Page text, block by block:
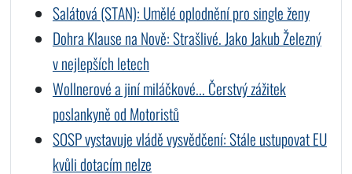
Salátová (STAN): Umělé oplodnění pro single ženy
Dohra Klause na Nově: Strašlivé. Jako Jakub Železný
v nejlepších letech
Wollnerové a jiní miláčkové... Čerstvý zážitek
poslankyně od Motoristů
SOSP vystavuje vládě vysvědčení: Stále ustupovat EU
kvůli dotacím nelze